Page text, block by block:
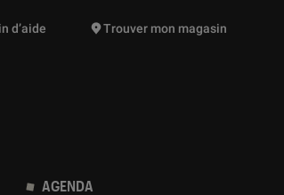
de produits vont vous être proposées
d’aide Trouver mon magasin
AGENDA